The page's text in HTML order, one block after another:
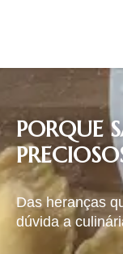
PORQUE
Das heranças
dúvida a